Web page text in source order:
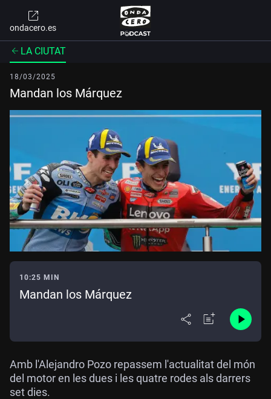
ondacero.es
LA CIUTAT
18/03/2025
Mandan los Márquez
10:25 MIN
Mandan los Márquez
Amb l'Alejandro Pozo repassem l'actualitat del món
del motor en les dues i les quatre rodes als darrers
set dies.